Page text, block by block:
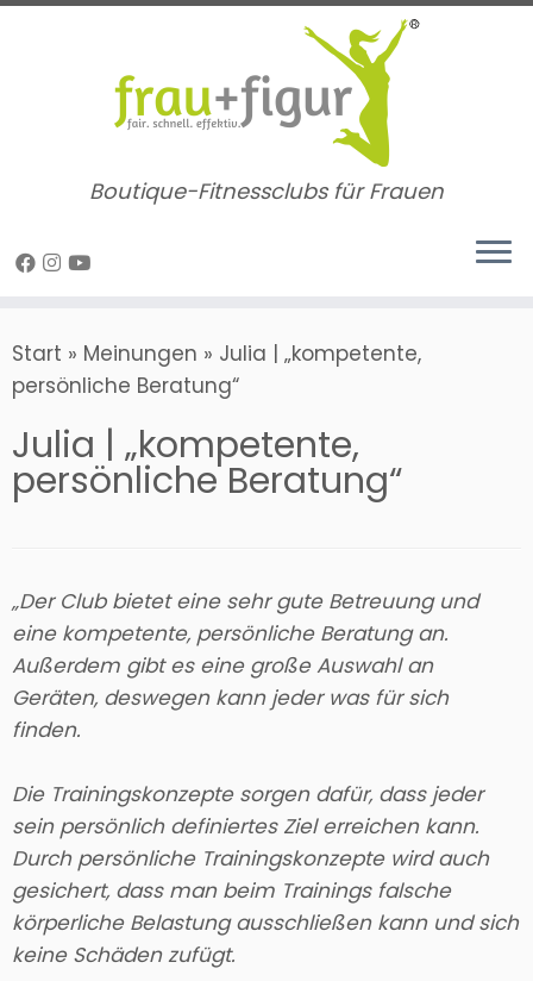
Zum
Boutique-Fitnessclubs für Frauen
Start » Meinungen » Julia | „kompetente,
persönliche Beratung“
Julia | „kompetente,
persönliche Beratung“
„Der Club bietet eine sehr gute Betreuung und
eine kompetente, persönliche Beratung an.
Außerdem gibt es eine große Auswahl an
Geräten, deswegen kann jeder was für sich
finden.
Die Trainingskonzepte sorgen dafür, dass jeder
sein persönlich definiertes Ziel erreichen kann.
Durch persönliche Trainingskonzepte wird auch
gesichert, dass man beim Trainings falsche
körperliche Belastung ausschließen kann und sich
keine Schäden zufügt.